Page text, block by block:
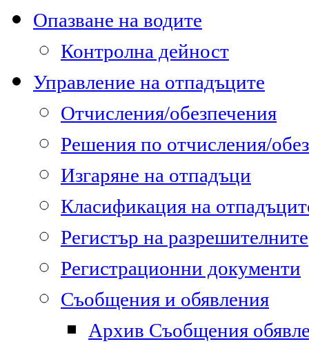
Опазване на водите
Контролна дейност
Управление на отпадъците
Отчисления/обезпечения
Решения по отчисления/
Изгаряне на отпадъци
Класификация на
Регистър на разрешителните
Регистрационни документи
Съобщения и обявления
Архив Съобщения